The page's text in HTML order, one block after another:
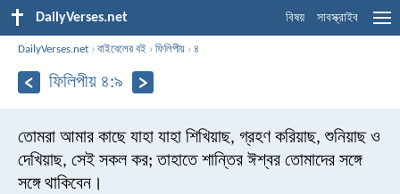
DailyVerses.net বিষয় সাবস্ক্রাইব
DailyVerses.net ›বাইবেলের বই ›ফিলিপীয় ›৪
ফিলিপীয় ৪:৯
তোমরা আমার কাছে যাহা যাহা শিখিয়াছ, গ্রহণ করিয়াছ, শুনিয়াছ ও
দেখিয়াছ, সেই সকল কর; তাহাতে শান্তির ঈশ্বর তোমাদের সঙ্গে
সঙ্গে থাকিবেন।